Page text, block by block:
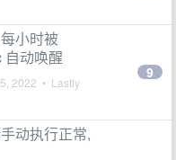
小时被
自动唤醒
2022 • Lastly
9
动执行正常,